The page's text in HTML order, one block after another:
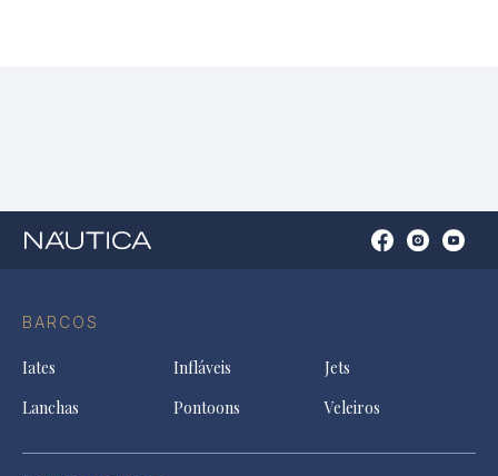
BARCOS
Iates Infláveis
Jets
Lanchas
Pontoons Veleiros
OpenOpenOpen